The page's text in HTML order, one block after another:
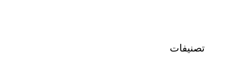
تصنيفات